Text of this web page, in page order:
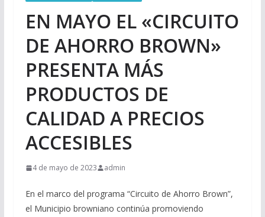
EN MAYO EL «CIRCUITO
DE AHORRO BROWN»
PRESENTA MÁS
PRODUCTOS DE
CALIDAD A PRECIOS
ACCESIBLES
4 de mayo de 2023 admin
En el marco del programa “Circuito de Ahorro Brown”,
el Municipio browniano continúa promoviendo